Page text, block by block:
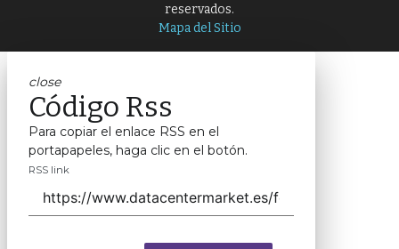
reservados.
Mapa del Sitio
close
Código Rss
Para copiar el enlace RSS en el
portapapeles, haga clic en el botón.
RSS link